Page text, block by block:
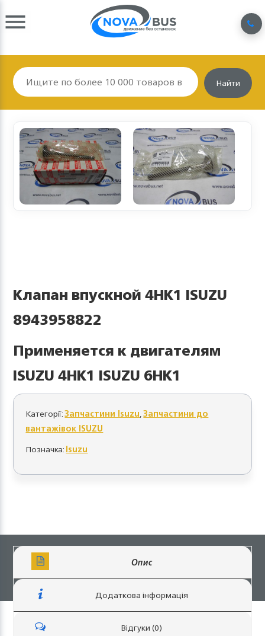
Найти
Клапан впускной 4HK1 ISUZU
8943958822
Применяется к двигателям
ISUZU 4HK1 ISUZU 6HK1
Категорії:Запчастини Isuzu,Запчастини до
вантажівок ISUZU
Позначка:Isuzu
Опис
Додаткова інформація
Відгуки (0)